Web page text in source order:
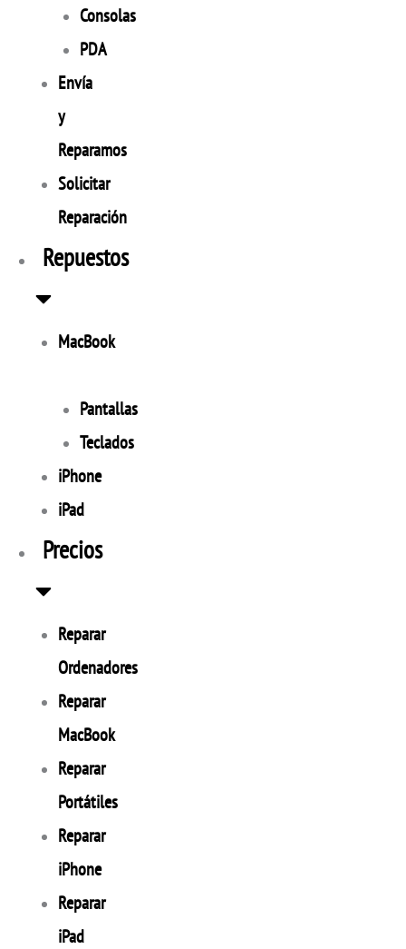
Consolas
PDA
Envía
y
Reparamos
Solicitar
Reparación
Repuestos
MacBook
Pantallas
Teclados
iPhone
iPad
Precios
Reparar
Ordenadores
Reparar
MacBook
Reparar
Portátiles
Reparar
iPhone
Reparar
iPad